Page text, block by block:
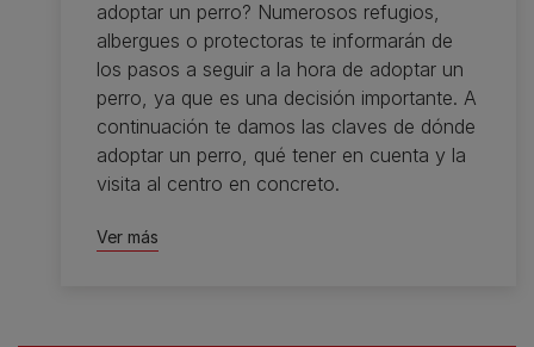
adoptar un perro? Numerosos refugios,
albergues o protectoras te informarán de
los pasos a seguir a la hora de adoptar un
perro, ya que es una decisión importante. A
continuación te damos las claves de dónde
adoptar un perro, qué tener en cuenta y la
visita al centro en concreto.
Ver más